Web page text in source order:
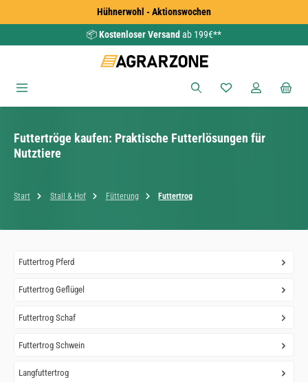
Zum Hauptinhalt springenHühnerwohl - Aktionswochen
📦Kostenloser Versand ab 199€**
Du hast 0
Futtertröge kaufen: Praktische Futterlösungen für
Nutztiere
Start Stall & Hof Fütterung Futtertrog
Futtertrog Pferd
Futtertrog Geflügel
Futtertrog Schaf
Futtertrog Schwein
Langfuttertrog